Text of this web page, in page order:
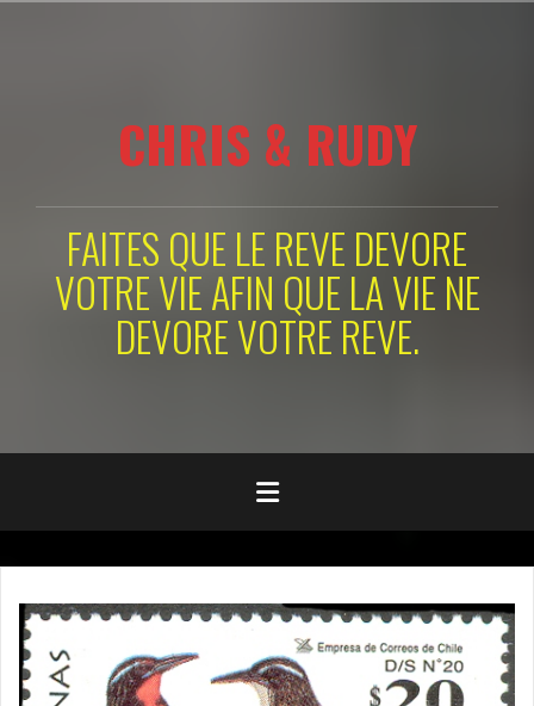
CHRIS & RUDY
FAITES QUE LE REVE DEVORE
VOTRE VIE AFIN QUE LA VIE NE
DEVORE VOTRE REVE.